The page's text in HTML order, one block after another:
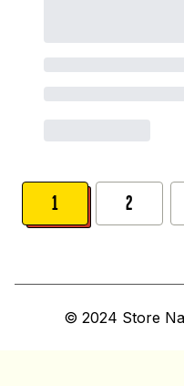
1 2
© 2024 Store